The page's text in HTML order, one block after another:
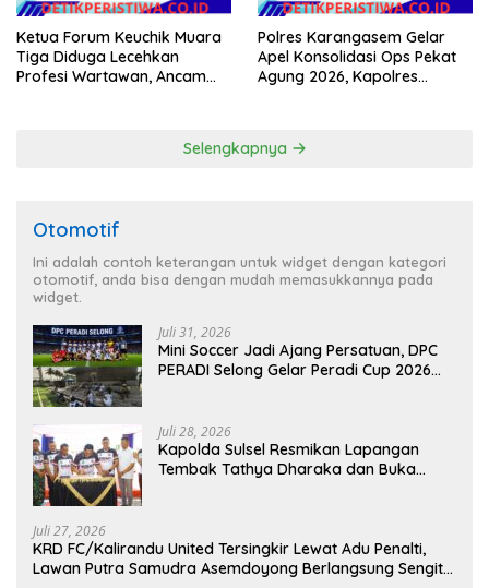
Ketua Forum Keuchik Muara
Tiga Diduga Lecehkan
Profesi Wartawan, Ancam
Polres Karangasem Gelar
Apel Konsolidasi Ops Pekat
Agung 2026, Kapolres
Selengkapnya
Otomotif
Ini adalah contoh keterangan untuk widget dengan kategori
otomotif, anda bisa dengan mudah memasukkannya pada
widget.
Juli 31, 2026
Mini Soccer Jadi Ajang Persatuan, DPC
PERADI Selong Gelar Peradi Cup 2026
Juli 28, 2026
Kapolda Sulsel Resmikan Lapangan
Tembak Tathya Dharaka dan Buka
Juli 27, 2026
KRD FC/Kalirandu United Tersingkir Lewat Adu Penalti,
Lawan Putra Samudra Asemdoyong Berlangsung Sengit